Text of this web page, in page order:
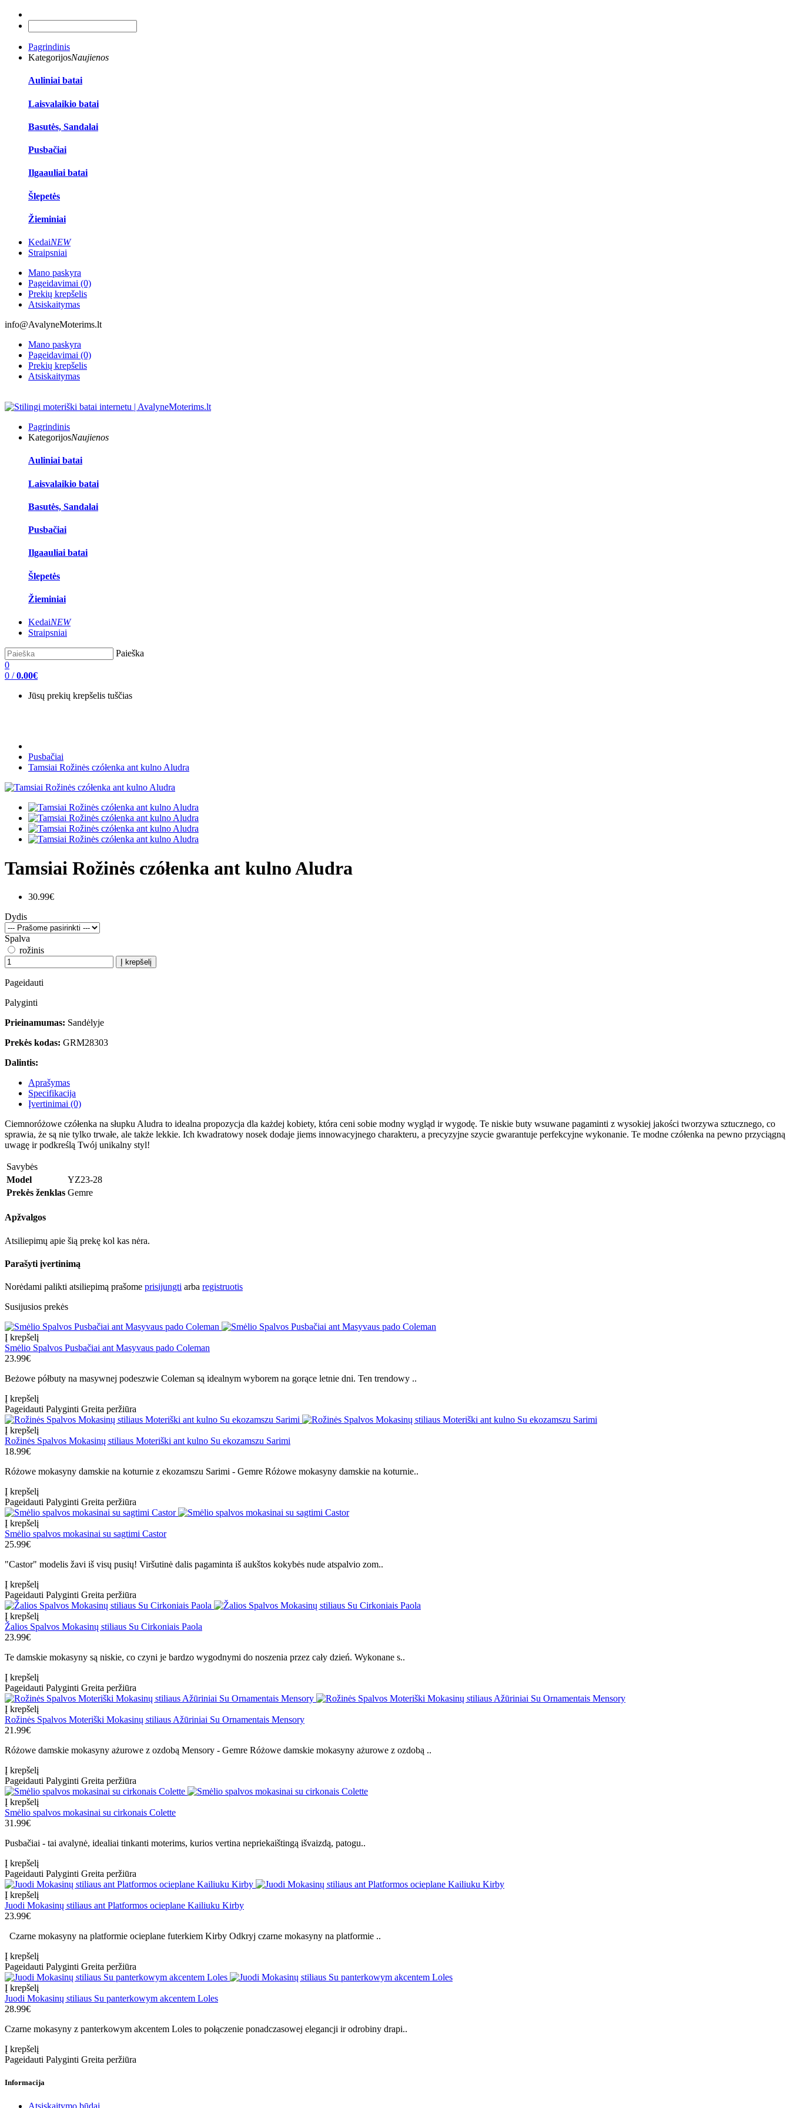
Pagrindinis
KategorijosNaujienos
Auliniai batai
Laisvalaikio batai
Basutės, Sandalai
Pusbačiai
Ilgaauliai batai
Šlepetės
Žieminiai
KedaiNEW
Straipsniai
Mano paskyra
Pageidavimai (0)
Prekių krepšelis
Atsiskaitymas
info@AvalyneMoterims.lt
Mano paskyra
Pageidavimai (0)
Prekių krepšelis
Atsiskaitymas
Pagrindinis
KategorijosNaujienos
Auliniai batai
Laisvalaikio batai
Basutės, Sandalai
Pusbačiai
Ilgaauliai batai
Šlepetės
Žieminiai
KedaiNEW
Straipsniai
Paieška
0
0 / 0.00€
Jūsų prekių krepšelis tuščias
Pusbačiai
Tamsiai Rožinės czółenka ant kulno Aludra
Tamsiai Rožinės czółenka ant kulno Aludra
30.99€
Dydis
Spalva
rožinis
Į krepšelį
Pageidauti
Palyginti
Prieinamumas: Sandėlyje
Prekės kodas: GRM28303
Dalintis:
Aprašymas
Specifikacija
Įvertinimai (0)
Ciemnoróżowe czółenka na słupku Aludra to idealna propozycja dla każdej kobiety, która ceni sobie modny wygląd ir wygodę. Te niskie buty wsuwane pagaminti z wysokiej jakości tworzywa sztucznego, co
sprawia, że są nie tylko trwałe, ale także lekkie. Ich kwadratowy nosek dodaje jiems innowacyjnego charakteru, a precyzyjne szycie gwarantuje perfekcyjne wykonanie. Te modne czółenka na pewno przyciągną
uwagę ir podkreślą Twój unikalny styl!
Savybės
Model
YZ23-28
Prekės ženklas Gemre
Apžvalgos
Atsiliepimų apie šią prekę kol kas nėra.
Parašyti įvertinimą
Norėdami palikti atsiliepimą prašome prisijungti arba registruotis
Susijusios prekės
Į krepšelį
Smėlio Spalvos Pusbačiai ant Masyvaus pado Coleman
23.99€
Beżowe półbuty na masywnej podeszwie Coleman są idealnym wyborem na gorące letnie dni. Ten trendowy ..
Į krepšelį
Pageidauti Palyginti Greita peržiūra
Į krepšelį
Rožinės Spalvos Mokasinų stiliaus Moteriški ant kulno Su ekozamszu Sarimi
18.99€
Różowe mokasyny damskie na koturnie z ekozamszu Sarimi - Gemre Różowe mokasyny damskie na koturnie..
Į krepšelį
Pageidauti Palyginti Greita peržiūra
Į krepšelį
Smėlio spalvos mokasinai su sagtimi Castor
25.99€
"Castor" modelis žavi iš visų pusių! Viršutinė dalis pagaminta iš aukštos kokybės nude atspalvio zom..
Į krepšelį
Pageidauti Palyginti Greita peržiūra
Į krepšelį
Žalios Spalvos Mokasinų stiliaus Su Cirkoniais Paola
23.99€
Te damskie mokasyny są niskie, co czyni je bardzo wygodnymi do noszenia przez cały dzień. Wykonane s..
Į krepšelį
Pageidauti Palyginti Greita peržiūra
Į krepšelį
Rožinės Spalvos Moteriški Mokasinų stiliaus Ažūriniai Su Ornamentais Mensory
21.99€
Różowe damskie mokasyny ażurowe z ozdobą Mensory - Gemre Różowe damskie mokasyny ażurowe z ozdobą ..
Į krepšelį
Pageidauti Palyginti Greita peržiūra
Į krepšelį
Smėlio spalvos mokasinai su cirkonais Colette
31.99€
Pusbačiai - tai avalynė, idealiai tinkanti moterims, kurios vertina nepriekaištingą išvaizdą, patogu..
Į krepšelį
Pageidauti Palyginti Greita peržiūra
Į krepšelį
Juodi Mokasinų stiliaus ant Platformos ocieplane Kailiuku Kirby
23.99€
Czarne mokasyny na platformie ocieplane futerkiem Kirby Odkryj czarne mokasyny na platformie ..
Į krepšelį
Pageidauti Palyginti Greita peržiūra
Į krepšelį
Juodi Mokasinų stiliaus Su panterkowym akcentem Loles
28.99€
Czarne mokasyny z panterkowym akcentem Loles to połączenie ponadczasowej elegancji ir odrobiny drapi..
Į krepšelį
Pageidauti Palyginti Greita peržiūra
Informacija
Atsiskaitymo būdai